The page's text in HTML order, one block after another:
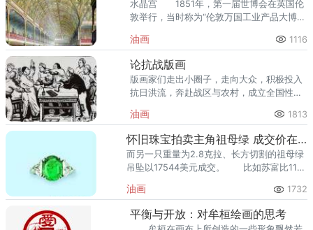
水晶宫 1851年，第一届世博会在英国伦
敦举行，当时称为“伦敦万国工业产品大博览
的客人。
油画 1116
论抗战版画
版画家们走出小圈子，走向大众，积极投入
抗日洪流，奔赴战区与农村，成立全国性的
的代表作。
油画 1813
怀旧珠宝拍卖主角祖母绿 成交价在旧首饰中最贵
而另一只重量为2.8克拉、长方切割的祖母绿
吊坠以17544美元成交。 比如苏富比11月
过的银质打火机以11250欧元成交。
油画 1732
平衡与开放：对牟桓绘画的思考